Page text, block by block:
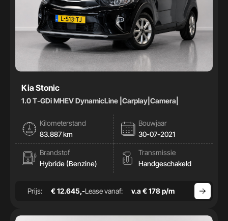
Kia Stonic
1.0 T-GDi MHEV DynamicLine |Carplay|Camera|
Kilometerstand
83.887 km
Bouwjaar
30-07-2021
Brandstof
Hybride (Benzine)
Transmissie
Handgeschakeld
Prijs: € 12.645,-Lease vanaf: v.a € 178 p/m